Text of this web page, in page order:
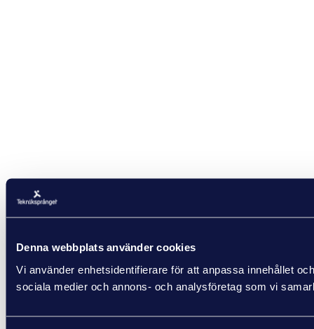
Denna webbplats använder cookies
Vi använder enhetsidentifierare för att anpassa innehållet
sociala medier och annons- och analysföretag som vi